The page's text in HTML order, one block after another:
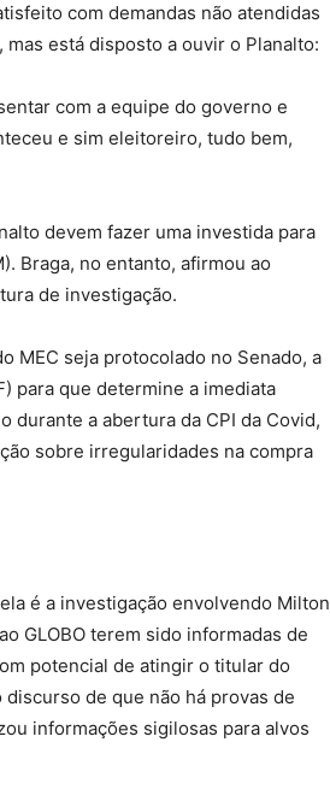
com demandas não atendidas
está disposto a ouvir o Planalto:
com a equipe do governo e
e sim eleitoreiro, tudo bem,
devem fazer uma investida para
Braga, no entanto, afirmou ao
de investigação.
MEC seja protocolado no Senado, a
para que determine a imediata
durante a abertura da CPI da Covid,
sobre irregularidades na compra
é a investigação envolvendo Milton
GLOBO terem sido informadas de
potencial de atingir o titular do
de que não há provas de
informações sigilosas para alvos